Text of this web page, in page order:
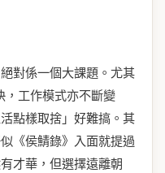
對係一個大課題。尤其
工作模式亦不斷變
點樣取捨」好難搞。其
《侯鯖錄》入面就提過
才華，但選擇遠離朝